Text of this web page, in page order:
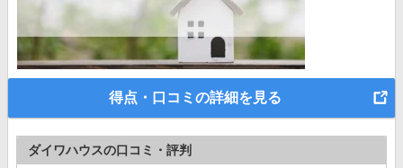
得点・口コミの詳細を見る
ダイワハウスの口コミ・評判